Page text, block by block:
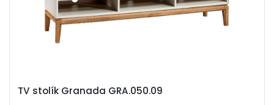
TV stolík Granada GRA.050.09